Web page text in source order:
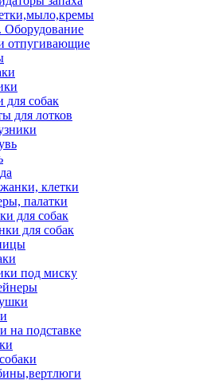
Оборудование
отпугивающие
для собак
для лотков
клетки
палатки
для собак
для собак
под миску
на подставке